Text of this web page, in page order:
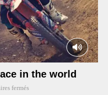
in the world
fermés